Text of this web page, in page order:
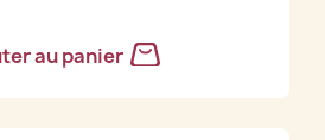
au panier